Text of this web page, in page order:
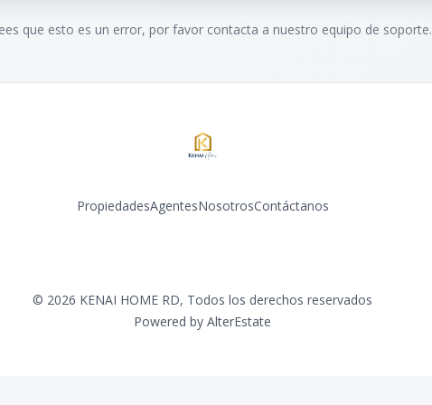
que esto es un error, por favor contacta a nuestro equipo de soporte.
PropiedadesAgentesNosotrosContáctanos
© 2026 KENAI HOME RD, Todos los derechos reservados
Powered by AlterEstate